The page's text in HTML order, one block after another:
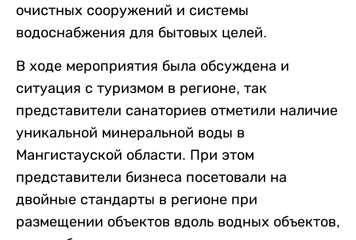
очистных сооружений и системы
водоснабжения для бытовых целей.
В ходе мероприятия была обсуждена и
ситуация с туризмом в регионе, так
представители санаториев отметили наличие
уникальной минеральной воды в
Мангистауской области. При этом
представители бизнеса посетовали на
двойные стандарты в регионе при
размещении объектов вдоль водных объектов,